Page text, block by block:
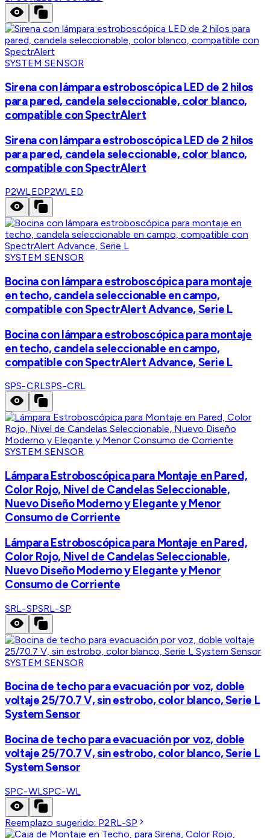
SYSTEM SENSOR
Sirena con lámpara estroboscópica LED de 2 hilos
para pared, candela seleccionable, color blanco,
compatible con SpectrAlert
Sirena con lámpara estroboscópica LED de 2 hilos
para pared, candela seleccionable, color blanco,
compatible con SpectrAlert
P2WLEDP2WLED
SYSTEM SENSOR
Bocina con lámpara estroboscópica para montaje
en techo, candela seleccionable en campo,
compatible con SpectrAlert Advance, Serie L
Bocina con lámpara estroboscópica para montaje
en techo, candela seleccionable en campo,
compatible con SpectrAlert Advance, Serie L
SPS-CRLSPS-CRL
SYSTEM SENSOR
Lámpara Estroboscópica para Montaje en Pared,
Color Rojo, Nivel de Candelas Seleccionable,
Nuevo Diseño Moderno y Elegante y Menor
Consumo de Corriente
Lámpara Estroboscópica para Montaje en Pared,
Color Rojo, Nivel de Candelas Seleccionable,
Nuevo Diseño Moderno y Elegante y Menor
Consumo de Corriente
SRL-SPSRL-SP
SYSTEM SENSOR
Bocina de techo para evacuación por voz, doble
voltaje 25/70.7 V, sin estrobo, color blanco, Serie L
System Sensor
Bocina de techo para evacuación por voz, doble
voltaje 25/70.7 V, sin estrobo, color blanco, Serie L
System Sensor
SPC-WLSPC-WL
Reemplazo sugerido: P2RL-SP